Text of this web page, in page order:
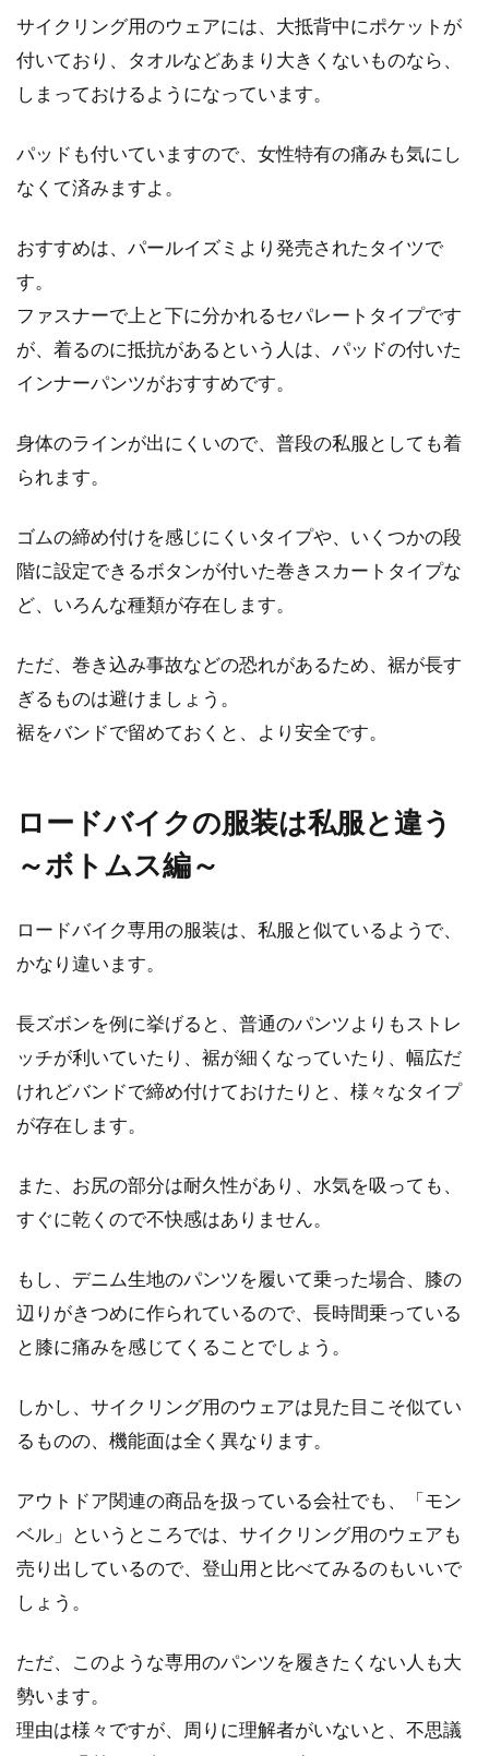
サイクリング用のウェアには、大抵背中にポケットが
付いており、タオルなどあまり大きくないものなら、
しまっておけるようになっています。
パッドも付いていますので、女性特有の痛みも気にし
なくて済みますよ。
おすすめは、パールイズミより発売されたタイツで
す。
ファスナーで上と下に分かれるセパレートタイプです
が、着るのに抵抗があるという人は、パッドの付いた
インナーパンツがおすすめです。
身体のラインが出にくいので、普段の私服としても着
られます。
ゴムの締め付けを感じにくいタイプや、いくつかの段
階に設定できるボタンが付いた巻きスカートタイプな
ど、いろんな種類が存在します。
ただ、巻き込み事故などの恐れがあるため、裾が長す
ぎるものは避けましょう。
裾をバンドで留めておくと、より安全です。
ロードバイクの服装は私服と違う
～ボトムス編～
ロードバイク専用の服装は、私服と似ているようで、
かなり違います。
長ズボンを例に挙げると、普通のパンツよりもストレ
ッチが利いていたり、裾が細くなっていたり、幅広だ
けれどバンドで締め付けておけたりと、様々なタイプ
が存在します。
また、お尻の部分は耐久性があり、水気を吸っても、
すぐに乾くので不快感はありません。
もし、デニム生地のパンツを履いて乗った場合、膝の
辺りがきつめに作られているので、長時間乗っている
と膝に痛みを感じてくることでしょう。
しかし、サイクリング用のウェアは見た目こそ似てい
るものの、機能面は全く異なります。
アウトドア関連の商品を扱っている会社でも、「モン
ベル」というところでは、サイクリング用のウェアも
売り出しているので、登山用と比べてみるのもいいで
しょう。
ただ、このような専用のパンツを履きたくない人も大
勢います。
理由は様々ですが、周りに理解者がいないと、不思議